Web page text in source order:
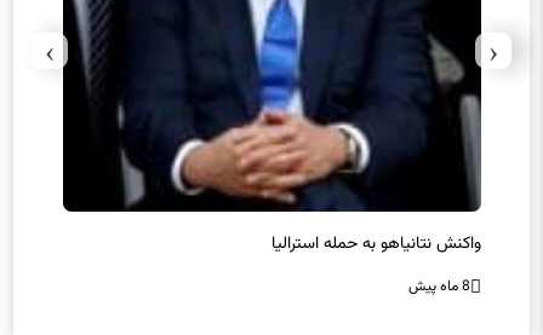
واکنش نتانیاهو به حمله استرالیا
8 ماه پیش
‹
›